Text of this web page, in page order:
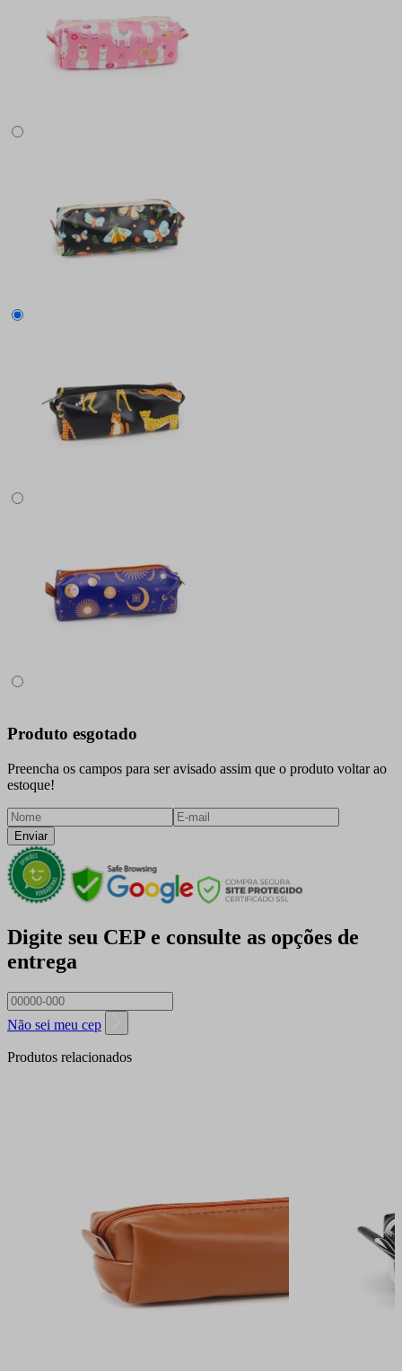
Produto esgotado
Preencha os campos para ser avisado assim que o produto voltar ao
estoque!
Enviar
Digite seu CEP e consulte as opções de
entrega
Não sei meu cep
Produtos relacionados